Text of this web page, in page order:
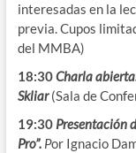
interesadas en la
previa. Cupos
del MMBA)
18:30Charla
Skliar(Sala de
19:30 Presentación
Pro”. Por Ignacio